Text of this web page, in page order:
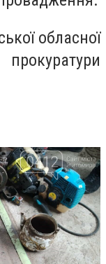
обласної
прокуратури